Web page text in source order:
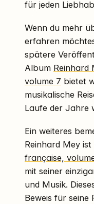
für jeden
Wenn du mehr
erfahren
spätere
Album Reinhard
volume 7 bietet
musikalische
Laufe der Jahre
Ein weiteres
Reinhard Mey ist
française,
mit seiner
und Musik.
Beweis für seine